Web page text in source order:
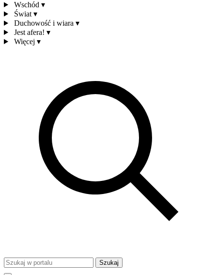
Wschód ▾
Świat ▾
Duchowość i wiara ▾
Jest afera! ▾
Więcej ▾
Szukaj